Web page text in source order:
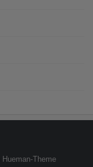
Hueman-Theme